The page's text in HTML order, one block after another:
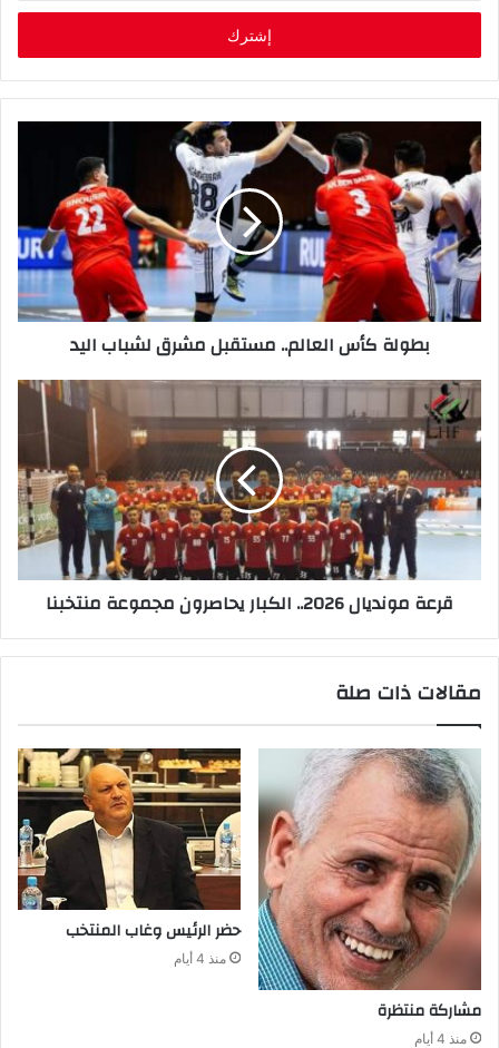
خ
ب
ر
د
ك
ا
ل
إ
ل
ك
ت
ر
ي
بطولة كأس العالم.. مستقبل مشرق لشباب اليد
قرعة مونديال 2026.. الكبار يحاصرون مجموعة منتخبنا
مقالات ذات صلة
مشاركة‭ ‬منتظرة
منذ 4 أيام
حضر‭ ‬الرئيس‭ ‬وغاب‭ ‬المنتخب
منذ 4 أيام